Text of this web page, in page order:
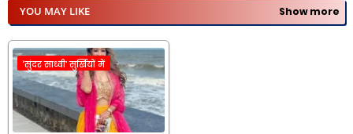
YOU MAY LIKE Show more
‘सुंदर साध्वी’ सुर्खियों में